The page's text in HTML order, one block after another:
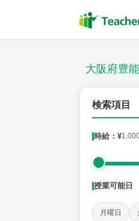
大阪府豊
検索項目
時給：¥
授業可能日
月曜日
授業スタイル